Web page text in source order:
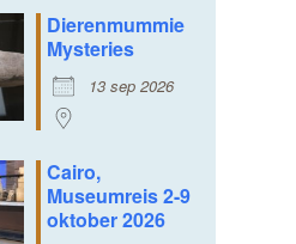
Dierenmummie
Mysteries
13 sep 2026
Cairo,
Museumreis 2-9
oktober 2026